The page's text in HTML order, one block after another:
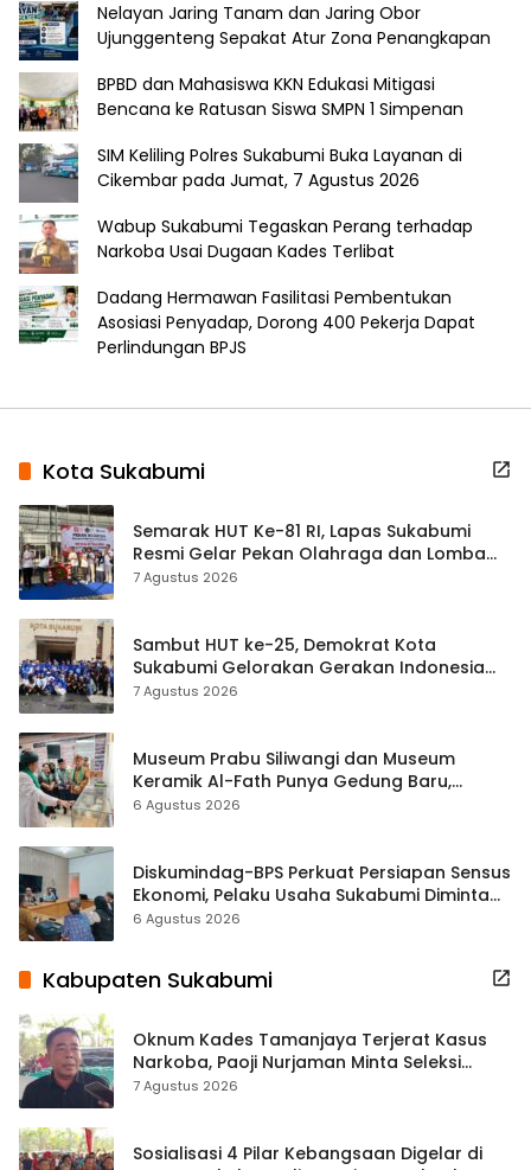
Nelayan Jaring Tanam dan Jaring Obor
Ujunggenteng Sepakat Atur Zona Penangkapan
BPBD dan Mahasiswa KKN Edukasi Mitigasi
Bencana ke Ratusan Siswa SMPN 1 Simpenan
SIM Keliling Polres Sukabumi Buka Layanan di
Cikembar pada Jumat, 7 Agustus 2026
Wabup Sukabumi Tegaskan Perang terhadap
Narkoba Usai Dugaan Kades Terlibat
Dadang Hermawan Fasilitasi Pembentukan
Asosiasi Penyadap, Dorong 400 Pekerja Dapat
Perlindungan BPJS
Kota Sukabumi
Semarak HUT Ke-81 RI, Lapas Sukabumi
Resmi Gelar Pekan Olahraga dan Lomba
Tradisional
7 Agustus 2026
Sambut HUT ke-25, Demokrat Kota
Sukabumi Gelorakan Gerakan Indonesia
ASRI Lewat Aksi Bersih Masjid Agung
7 Agustus 2026
Museum Prabu Siliwangi dan Museum
Keramik Al-Fath Punya Gedung Baru,
Hampir 500 Koleksi Dipisahkan
6 Agustus 2026
Diskumindag-BPS Perkuat Persiapan Sensus
Ekonomi, Pelaku Usaha Sukabumi Diminta
Terbuka Beri Data
6 Agustus 2026
Kabupaten Sukabumi
Oknum Kades Tamanjaya Terjerat Kasus
Narkoba, Paoji Nurjaman Minta Seleksi
Calon Kades Diperketat
7 Agustus 2026
Sosialisasi 4 Pilar Kebangsaan Digelar di